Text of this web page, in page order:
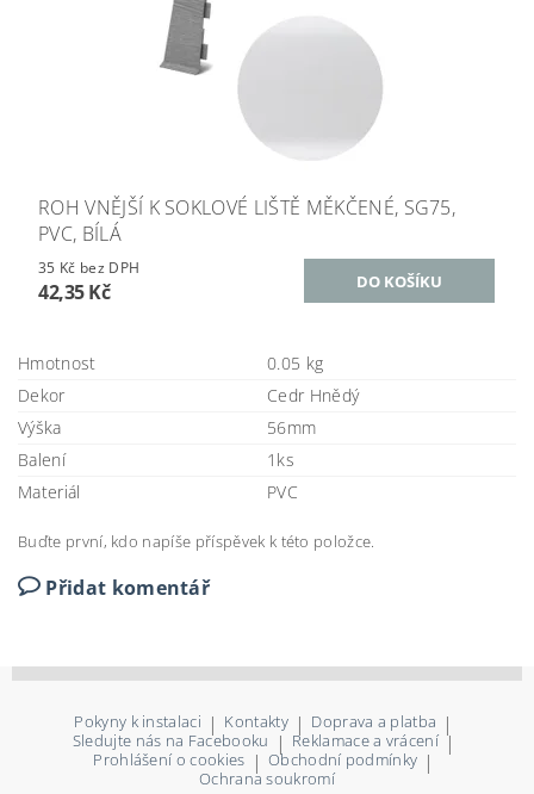
ROH VNĚJŠÍ K SOKLOVÉ LIŠTĚ MĚKČENÉ, SG75,
PVC, BÍLÁ
35 Kč bez DPH
42,35 Kč
Hmotnost
0.05 kg
Dekor
Cedr Hnědý
Výška
56mm
Balení
1ks
Materiál
PVC
Buďte první, kdo napíše příspěvek k této položce.
Přidat komentář
Pokyny k instalaci | Kontakty | Doprava a platba |
Sledujte nás na Facebooku | Reklamace a vrácení |
Prohlášení o cookies | Obchodní podmínky |
Ochrana soukromí